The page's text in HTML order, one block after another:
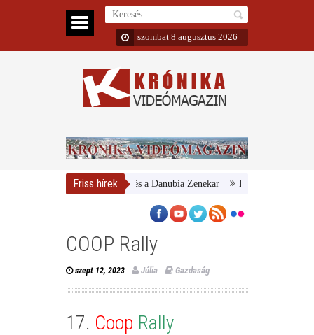
szombat 8 augusztus 2026
Friss hírek
Magyar Nemzeti Galéria és a Danubia Zenekar Bemutatta 2024/25-ös
COOP Rally
szept 12, 2023 Júlia Gazdaság
17. Coop Rally